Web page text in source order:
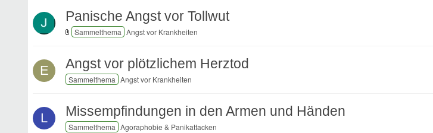
Panische Angst vor Tollwut
Angst vor Krankheiten
E Angst vor plötzlichem Herztod
Angst vor Krankheiten
L Missempfindungen in den Armen und Händen
Agoraphobie & Panikattacken